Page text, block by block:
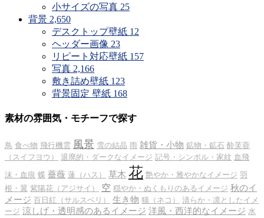
小サイズの写真 25
背景 2,650
デスクトップ壁紙 12
ヘッダー画像 23
リピート対応壁紙 157
写真 2,166
敷き詰め壁紙 123
背景固定 壁紙 168
素材の雰囲気・モチーフで探す
鳥 食べ物 飛行機雲 風景 雪の結晶 雨 雑貨・小物 鉱物・鉱石 酔芙蓉
（スイフヨウ）
退廃的・ダークなイメージ 記号・シンボル・家紋 血飛
沫・血痕 蝶 薔薇 蓮（ハス） 草木 花 艶やか・雅やかなイメージ 羽
根・翼 紫陽花（アジサイ） 空 穏やか・ぬくもりのあるイメージ 秋のイ
メージ 百日紅（サルスベリ） 生き物 猫（ネコ）
清らか・凛としたイメ
ージ 涼しげ・透明感のあるイメージ 洋風・西洋的なイメージ 水